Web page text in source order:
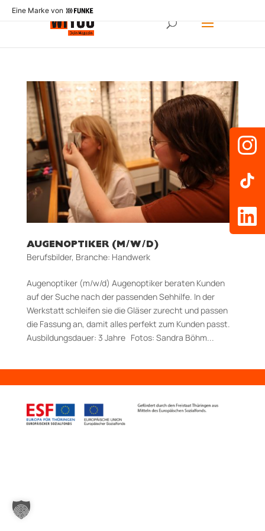
Eine Marke von
AUGENOPTIKER (M/W/D)
Berufsbilder, Branche: Handwerk
Augenoptiker (m/w/d) Augenoptiker beraten Kunden
auf der Suche nach der passenden Sehhilfe. In der
Werkstatt schleifen sie die Gläser zurecht und passen
die Fassung an, damit alles perfekt zum Kunden passt.
Aus­bildungs­dauer: 3 Jahre Fotos: Sandra Böhm...